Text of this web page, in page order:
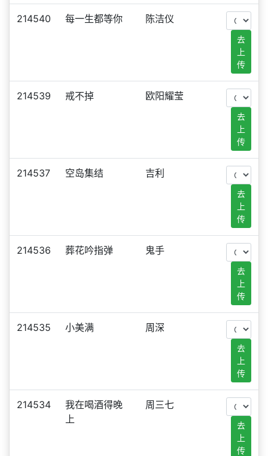
214540 每一生都等你 陈洁仪
去
上
传
214539 戒不掉 欧阳耀莹
去
上
传
214537 空岛集结 吉利
去
上
传
214536 葬花吟指弹 鬼手
去
上
传
214535 小美满 周深
去
上
传
214534
我在喝酒得晚
上
周三七
去
上
传